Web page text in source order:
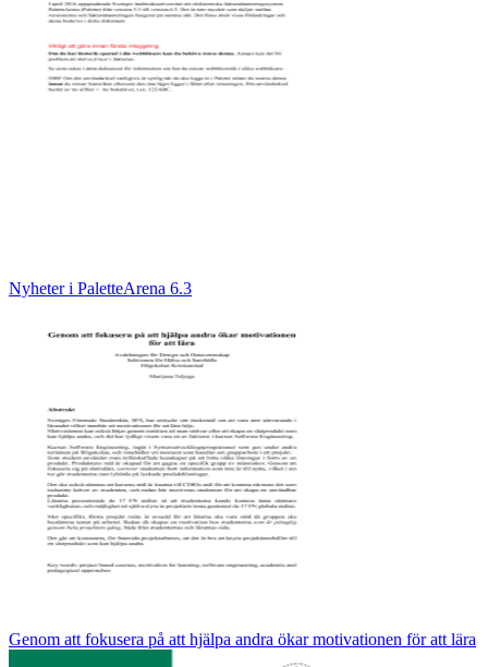
Nyheter i PaletteArena 6.3
Genom att fokusera på att hjälpa andra ökar motivationen för att lära